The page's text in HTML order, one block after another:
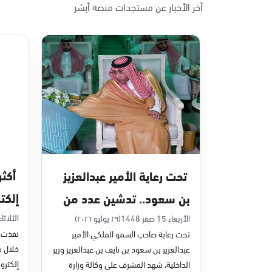
الأحد - الخميس (08:00-14:30)
الدمام, الدمام - بنده حي أحد
الأحد - الخميس (08:00-14:30)
التوجه للموقع
الدمام, الدمام - الغرفة التجارية
التوجه للموقع
الدمام, الدمام - بنده - حي الشاطئ
الأحد - الخميس (08:00-14:30)
التوجه للموقع
آخر الأخبار عن مستجدات منصة أبشر
تحت رعاية الأمير عبدالعزيز
بن سعود.. تدشين عدد من
مشاريع التحول الرقمي
والخدمات الإلكترونية
للأحوال المدنية
الأربعاء 15 صفر 1448
(٢٩ يوليو ٢٠٢٦)
تحت رعاية صاحب السمو الملكي الأمير
عبدالعزيز بن سعود بن نايف بن عبدالعزيز وزير
الداخلية، شهد المشرف على وكالة وزارة
في
الثلاثاء 7 صفر
نفذت